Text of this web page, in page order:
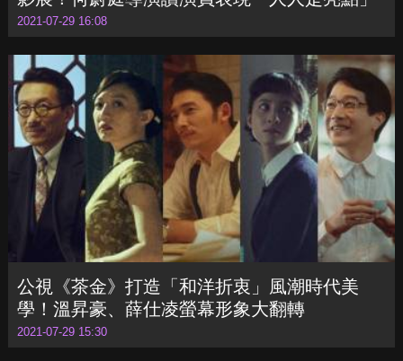
公視《茶金》打造「和洋折衷」風潮時代美
學！溫昇豪、薛仕凌螢幕形象大翻轉
2021-07-29 15:30